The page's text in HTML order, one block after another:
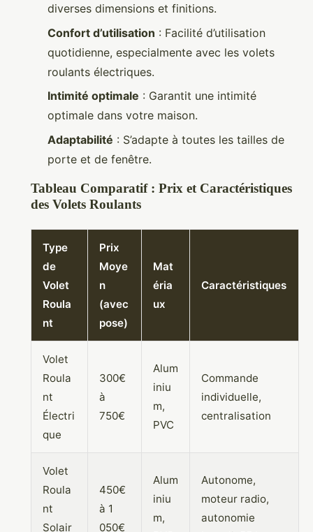
diverses dimensions et finitions.
Confort d’utilisation : Facilité d’utilisation
quotidienne, especialmente avec les volets
roulants électriques.
Intimité optimale : Garantit une intimité
optimale dans votre maison.
Adaptabilité : S’adapte à toutes les tailles de
porte et de fenêtre.
Tableau Comparatif : Prix et Caractéristiques
des Volets Roulants
Type
de
Volet
Roula
nt
Prix
Moye
n
(avec
pose)
Mat
éria
ux
Caractéristiques
Volet
Roula
nt
Électri
que
300€
à
750€
Alum
iniu
m,
PVC
Commande
individuelle,
centralisation
Volet
Roula
nt
Solair
450€
à 1
050€
Alum
iniu
m,
Autonome,
moteur radio,
autonomie